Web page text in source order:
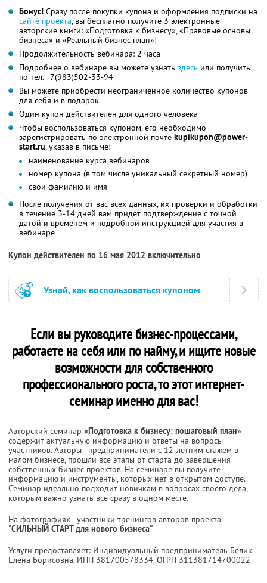
Бонус! Сразу после покупки купона и оформления подписки на
сайте проекта, вы бесплатно получите 3 электронные
авторские книги: «Подготовка к бизнесу», «Правовые основы
бизнеса» и «Реальный бизнес-план»!
Продолжительность вебинара: 2 часа
Подробнее о вебинаре вы можете узнать здесь или получить
по тел. +7(983)502-33-94
Вы можете приобрести неограниченное количество купонов
для себя и в подарок
Один купон действителен для одного человека
Чтобы воспользоваться купоном, его необходимо
зарегистрировать по электронной почте kupikupon@power-
start.ru, указав в письме:
наименование курса вебинаров
номер купона (в том числе уникальный секретный номер)
свои фамилию и имя
После получения от вас всех данных, их проверки и обработки
в течение 3-14 дней вам придет подтверждение с точной
датой и временем и подробной инструкцией для участия в
вебинаре
Купон действителен по 16 мая 2012 включительно
Узнай, как воспользоваться купоном
Если вы руководите бизнес-процессами,
работаете на себя или по найму, и ищите новые
возможности для собственного
профессионального роста, то этот интернет-
семинар именно для вас!
Авторский семинар «Подготовка к бизнесу: пошаговый план»
содержит актуальную информацию и ответы на вопросы
участников. Авторы - предприниматели с 12-летним стажем в
малом бизнесе, прошли все этапы от старта до завершения
собственных бизнес-проектов. На семинаре вы получите
информацию и инструменты, которых нет в открытом доступе.
Семинар идеально подходит новичкам в вопросах своего дела,
которым важно узнать все сразу в одном месте.
На фотографиях - участники тренингов авторов проекта
"СИЛЬНЫЙ СТАРТ для нового бизнеса"
Услуги предоставляет: Индивидуальный предприниматель Белик
Елена Борисовна, ИНН 381700578334, ОГРН 311381714700022